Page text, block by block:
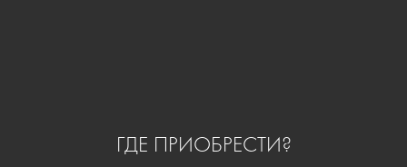
ГДЕ ПРИОБРЕСТИ?